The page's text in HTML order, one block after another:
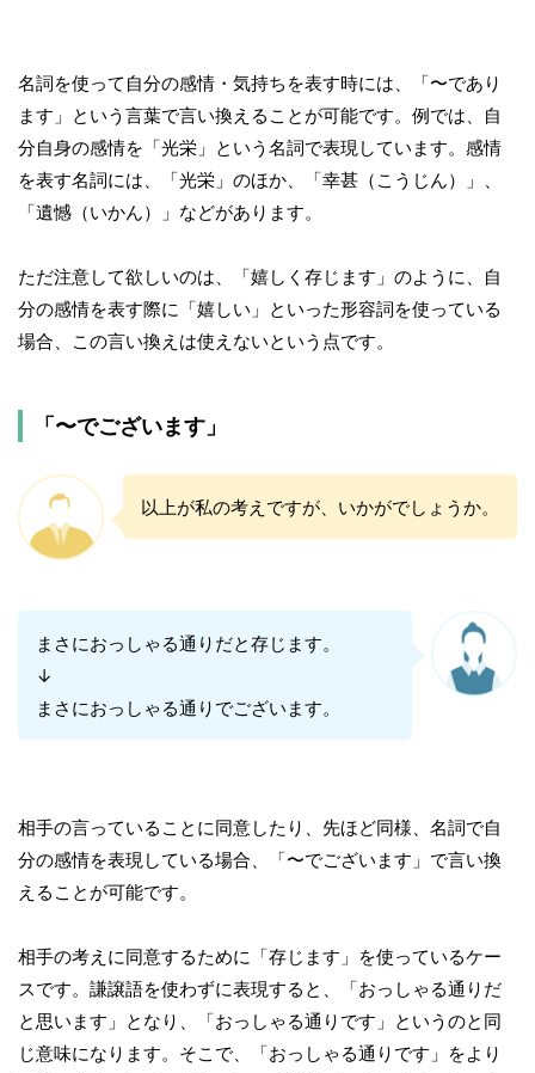
名詞を使って自分の感情・気持ちを表す時には、「〜であり
ます」という言葉で言い換えることが可能です。例では、自
分自身の感情を「光栄」という名詞で表現しています。感情
を表す名詞には、「光栄」のほか、「幸甚（こうじん）」、
「遺憾（いかん）」などがあります。
ただ注意して欲しいのは、「嬉しく存じます」のように、自
分の感情を表す際に「嬉しい」といった形容詞を使っている
場合、この言い換えは使えないという点です。
「〜でございます」
以上が私の考えですが、いかがでしょうか。
まさにおっしゃる通りだと存じます。
↓
まさにおっしゃる通りでございます。
相手の言っていることに同意したり、先ほど同様、名詞で自
分の感情を表現している場合、「〜でございます」で言い換
えることが可能です。
相手の考えに同意するために「存じます」を使っているケー
スです。謙譲語を使わずに表現すると、「おっしゃる通りだ
と思います」となり、「おっしゃる通りです」というのと同
じ意味になります。そこで、「おっしゃる通りです」をより